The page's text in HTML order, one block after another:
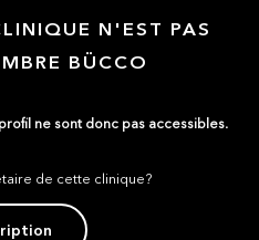
N'EST PAS
BÜCCO
ne sont donc pas accessibles.
de cette clinique?